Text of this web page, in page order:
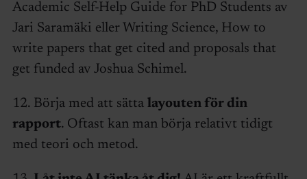
Academic Self-Help Guide for PhD Students av
Jari Saramäki eller Writing Science, How to
write papers that get cited and proposals that
get funded av Joshua Schimel.
12. Börja med att sätta layouten för din
rapport. Oftast kan man börja relativt tidigt
med teori och metod.